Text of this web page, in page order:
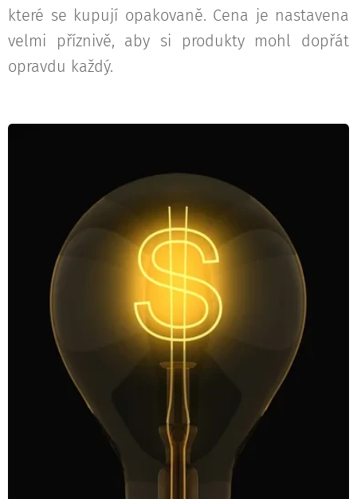
které se kupují opakovaně. Cena je nastavena
velmi příznivě, aby si produkty mohl dopřát
opravdu každý.